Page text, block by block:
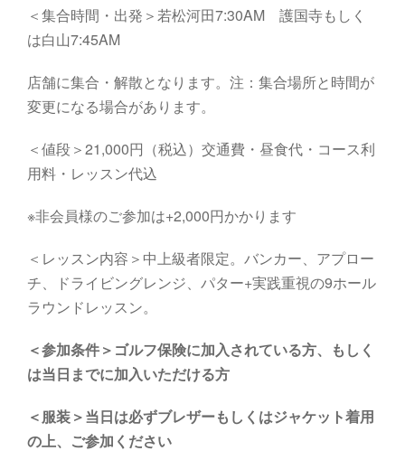
＜集合時間・出発＞若松河田7:30AM 護国寺もしく
は白山7:45AM
店舗に集合・解散となります。注：集合場所と時間が
変更になる場合があります。
＜値段＞21,000円（税込）交通費・昼食代・コース利
用料・レッスン代込
※非会員様のご参加は+2,000円かかります
＜レッスン内容＞中上級者限定。バンカー、アプロー
チ、ドライビングレンジ、パター+実践重視の9ホール
ラウンドレッスン。
＜参加条件＞ゴルフ保険に加入されている方、もしく
は当日までに加入いただける方
＜服装＞当日は必ずブレザーもしくはジャケット着用
の上、ご参加ください